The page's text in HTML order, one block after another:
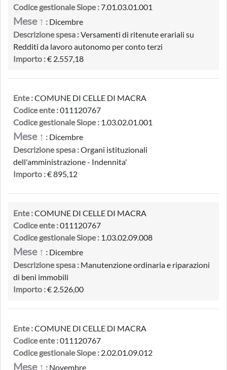
Codice gestionale Siope :7.01.03.01.001
Mese ↑ : Dicembre
Descrizione spesa :Versamenti di ritenute erariali su
Redditi da lavoro autonomo per conto terzi
Importo :€ 2.557,18
Ente :COMUNE DI CELLE DI MACRA
Codice ente :011120767
Codice gestionale Siope : 1.03.02.01.001
Mese ↑ : Dicembre
Descrizione spesa :Organi istituzionali
dell'amministrazione - Indennita'
Importo :€ 895,12
Ente :COMUNE DI CELLE DI MACRA
Codice ente :011120767
Codice gestionale Siope : 1.03.02.09.008
Mese ↑ : Dicembre
Descrizione spesa : Manutenzione ordinaria e riparazioni
di beni immobili
Importo :€ 2.526,00
Ente :COMUNE DI CELLE DI MACRA
Codice ente :011120767
Codice gestionale Siope : 2.02.01.09.012
Mese ↑ : Novembre